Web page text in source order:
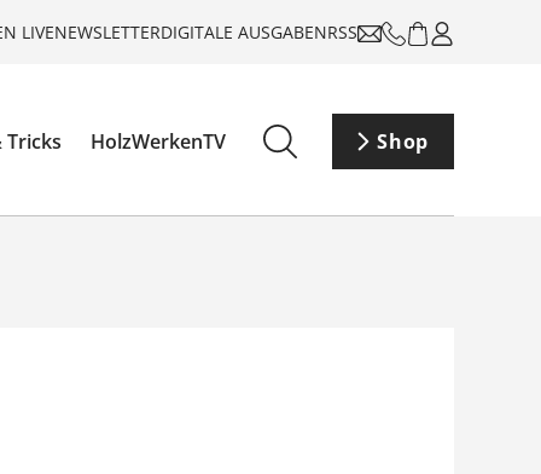
LIVENEWSLETTERDIGITALE AUSGABENRSS
Tricks HolzWerkenTV Shop